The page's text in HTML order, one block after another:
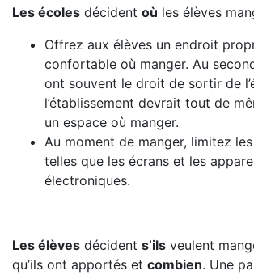
Les écoles décident où les élèves
Offrez aux élèves un endroit
confortable où manger. Au
ont souvent le droit de sortir de
l’établissement devrait tout de
un espace où manger.
Au moment de manger, limitez
telles que les écrans et les
électroniques.
Les élèves décident s’ils veulent
qu’ils ont apportés et combien. Une